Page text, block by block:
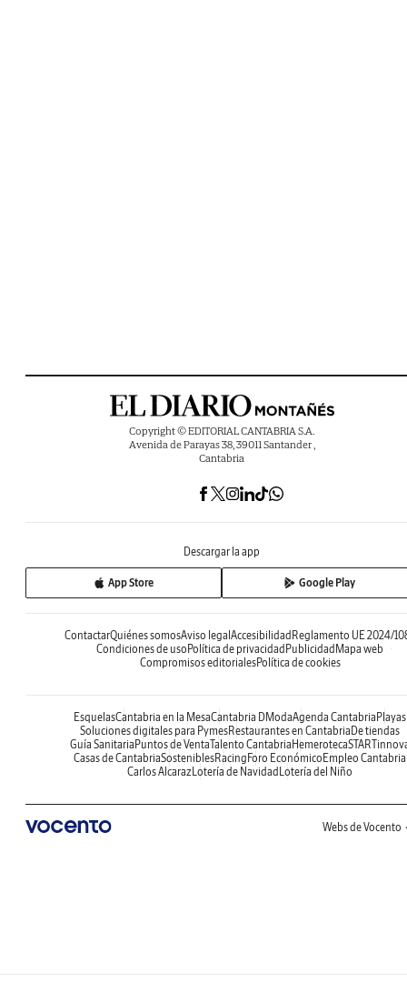
Copyright © EDITORIAL CANTABRIA S.A.
Avenida de Parayas 38, 39011 Santander ,
Cantabria
Descargar la app
App Store Google Play
ContactarQuiénes somosAviso legalAccesibilidadReglamento UE 2024/
Condiciones de usoPolítica de privacidadPublicidadMapa web
Compromisos editorialesPolítica de cookies
EsquelasCantabria en la MesaCantabria DModaAgenda CantabriaPlayas
Soluciones digitales para PymesRestaurantes en CantabriaDe tiendas
Guía SanitariaPuntos de VentaTalento CantabriaHemeroteca
Casas de CantabriaSosteniblesRacingForo EconómicoEmpleo Cantabria
Carlos AlcarazLotería de NavidadLotería del Niño
Webs de Vocento